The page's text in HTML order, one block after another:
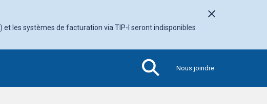
Fermer l'avis
) et les systèmes de facturation via TIP-I seront indisponibles
Nous joindre